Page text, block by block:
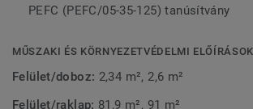
PEFC (PEFC/05-35-125) tanúsítvány
MŰSZAKI ÉS KÖRNYEZETVÉDELMI ELŐÍRÁSOK
Felület/doboz: 2,34 m², 2,6 m²
Felület/raklap: 81,9 m², 91 m²